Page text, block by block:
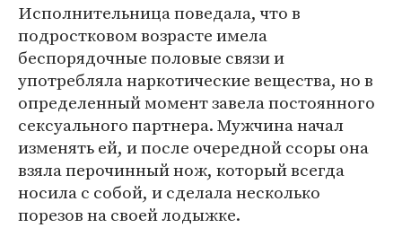
Исполнительница поведала, что в
подростковом возрасте имела
беспорядочные половые связи и
употребляла наркотические вещества, но в
определенный момент завела постоянного
сексуального партнера. Мужчина начал
изменять ей, и после очередной ссоры она
взяла перочинный нож, который всегда
носила с собой, и сделала несколько
порезов на своей лодыжке.